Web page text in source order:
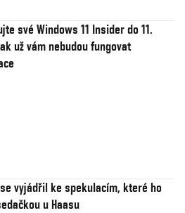
své Windows 11 Insider do 11.
už vám nebudou fungovat
vyjádřil ke spekulacím, které ho
u Haasu